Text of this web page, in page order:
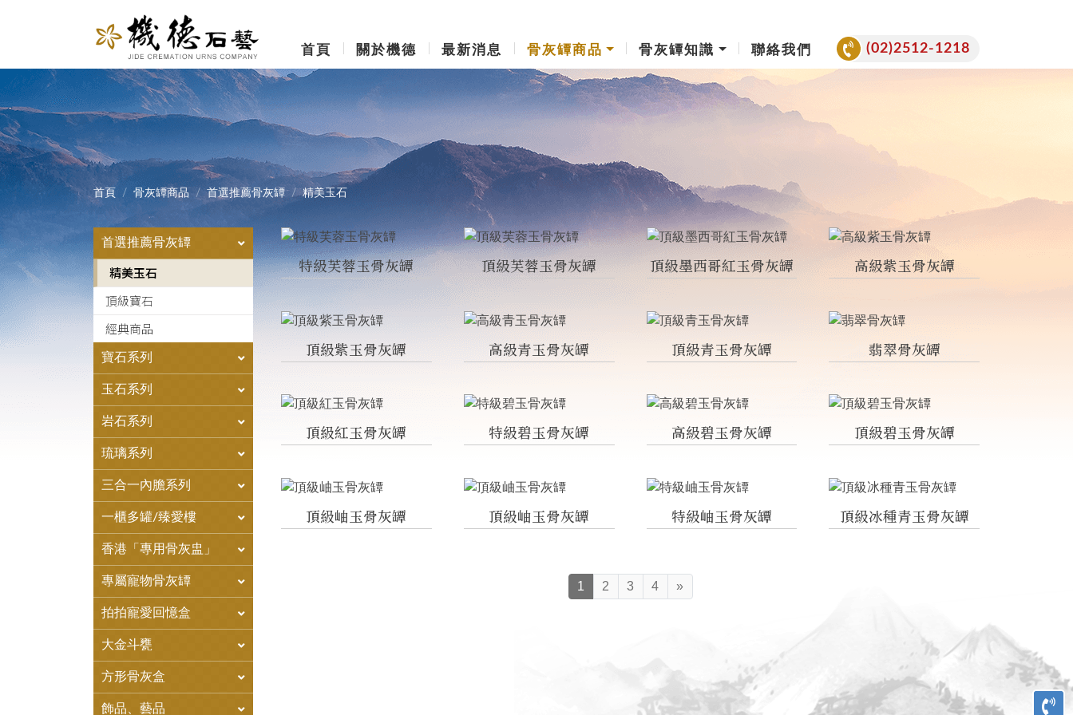
首頁 關於機德 最新消息 骨灰罈商品 骨灰罈知識 聯絡我們 (02)2512-1218
首頁 骨灰罈商品 首選推薦骨灰罈 精美玉石
首選推薦骨灰罈
精美玉石
頂級寶石
經典商品
寶石系列
玉石系列
岩石系列
琉璃系列
三合一內膽系列
一櫃多罐/臻愛樓
香港「專用骨灰盅」
專屬寵物骨灰罈
拍拍寵愛回憶盒
大金斗甕
方形骨灰盒
飾品、藝品
特級芙蓉玉骨灰罈 頂級芙蓉玉骨灰罈 頂級墨西哥紅玉骨灰罈 高級紫玉骨灰罈
頂級紫玉骨灰罈 高級青玉骨灰罈 頂級青玉骨灰罈 翡翠骨灰罈
頂級紅玉骨灰罈 特級碧玉骨灰罈 高級碧玉骨灰罈 頂級碧玉骨灰罈
頂級岫玉骨灰罈 頂級岫玉骨灰罈 特級岫玉骨灰罈 頂級冰種青玉骨灰罈
1 2 3 4 »